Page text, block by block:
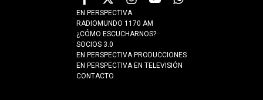
EN PERSPECTIVA
RADIOMUNDO 1170 AM
¿CÓMO ESCUCHARNOS?
SOCIOS 3.0
EN PERSPECTIVA PRODUCCIONES
EN PERSPECTIVA EN TELEVISIÓN
CONTACTO